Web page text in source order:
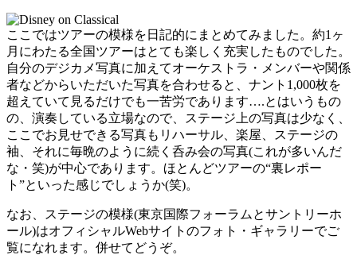
ここではツアーの模様を日記的にまとめてみました。約1ヶ
月にわたる全国ツアーはとても楽しく充実したものでした。
自分のデジカメ写真に加えてオーケストラ・メンバーや関係
者などからいただいた写真を合わせると、ナント1,000枚を
超えていて見るだけでも一苦労であります….とはいうもの
の、演奏している立場なので、ステージ上の写真は少なく、
ここでお見せできる写真もリハーサル、楽屋、ステージの
袖、それに毎晩のように続く呑み会の写真(これが多いんだ
な・笑)が中心であります。ほとんどツアーの“裏レポー
ト”といった感じでしょうか(笑)。
なお、ステージの模様(東京国際フォーラムとサントリーホ
ール)はオフィシャルWebサイトのフォト・ギャラリーでご
覧になれます。併せてどうぞ。